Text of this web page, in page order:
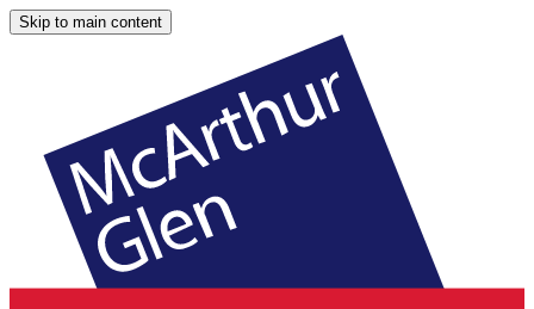
Skip to main content